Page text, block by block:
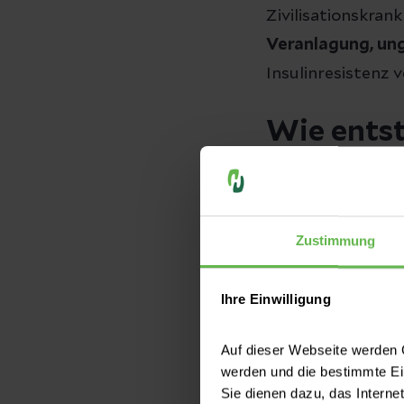
Zustimmung
Ihre Einwilligung
Auf dieser Webseite
werden und die bestimmte
Sie dienen dazu, das
Veranlagung,
Insulinresistenz
Wie
Rund 95
familiär gehäuft
zunehmenden
einige seltenere